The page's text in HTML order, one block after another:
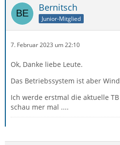
Bernitsch
Junior-Mitglied
7. Februar 2023 um 22:10
Ok, Danke liebe Leute.
Das Betriebssystem ist aber
Ich werde erstmal die aktuelle
schau mer mal ....